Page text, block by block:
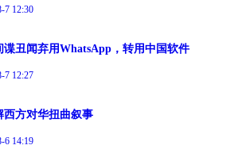
7 12:30
丑闻弃用WhatsApp，转用中国软件
7 12:27
西方对华扭曲叙事
6 14:19